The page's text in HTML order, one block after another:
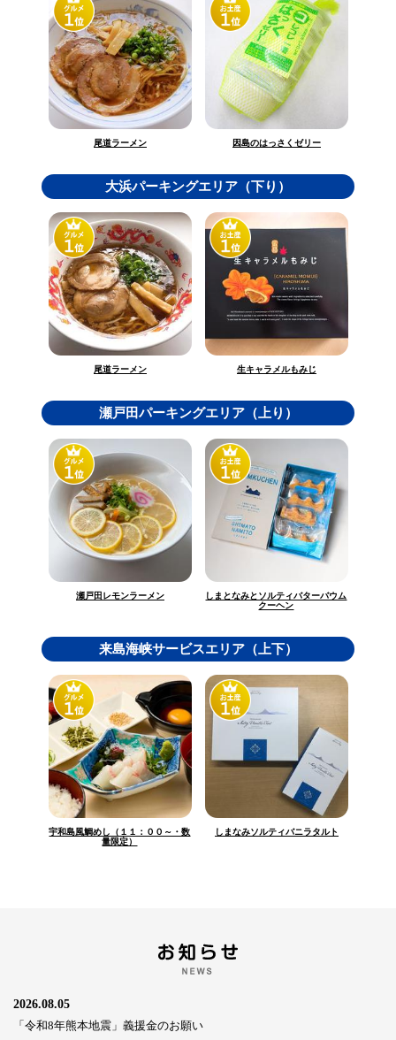
尾道ラーメン 因島のはっさくゼリー
大浜パーキングエリア（下り）
尾道ラーメン 生キャラメルもみじ
瀬戸田パーキングエリア（上り）
瀬戸田レモンラーメン しまとなみとソルティバターバウム
クーヘン
来島海峡サービスエリア（上下）
宇和島風鯛めし（１１：００～・数
量限定）
しまなみソルティバニラタルト
2026.08.05
「令和8年熊本地震」義援金のお願い